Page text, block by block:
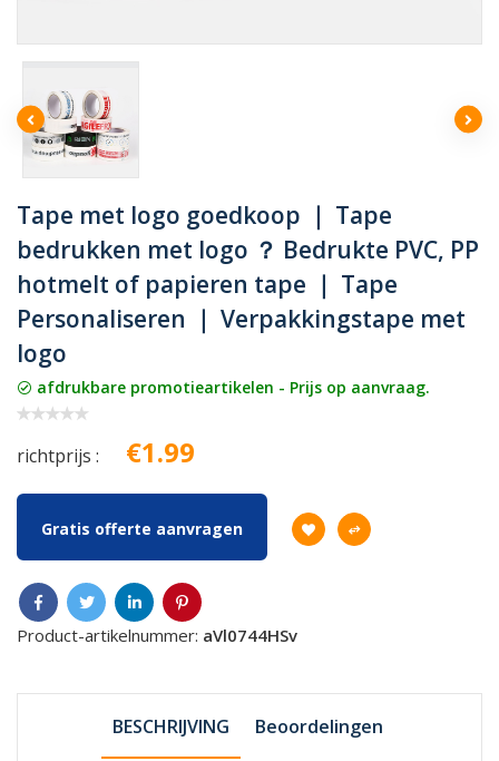
Tape met logo goedkoop ｜ Tape
bedrukken met logo ？ Bedrukte PVC, PP
hotmelt of papieren tape ｜ Tape
Personaliseren ｜ Verpakkingstape met
logo
afdrukbare promotieartikelen - Prijs op aanvraag.
richtprijs : €1.99
Gratis offerte aanvragen
Product-artikelnummer: aVl0744HSv
BESCHRIJVING Beoordelingen